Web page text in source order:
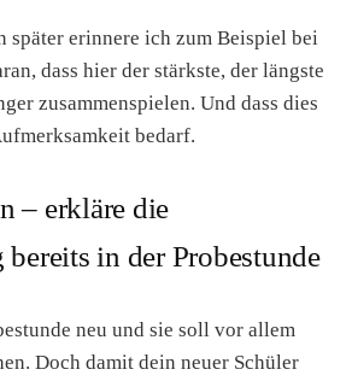
später erinnere ich zum Beispiel bei
dass hier der stärkste, der längste
zusammenspielen. Und dass dies
bedarf.
– erkläre die
in der Probestunde
neu und sie soll vor allem
Doch damit dein neuer Schüler